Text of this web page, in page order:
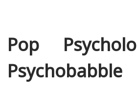
Pop
Psychobabble